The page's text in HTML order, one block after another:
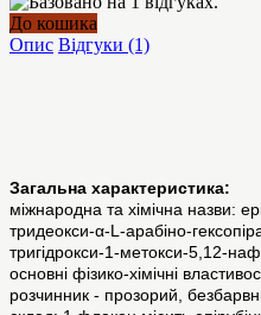
До кошика
Опис Відгуки (1)
Загальна характеристика:
міжнародна та хімічна назви:
тридеокси-α-L-арабіно-
тригідрокси-1-метокси-5,12-
основні фізико-хімічні
розчинник - прозорий,